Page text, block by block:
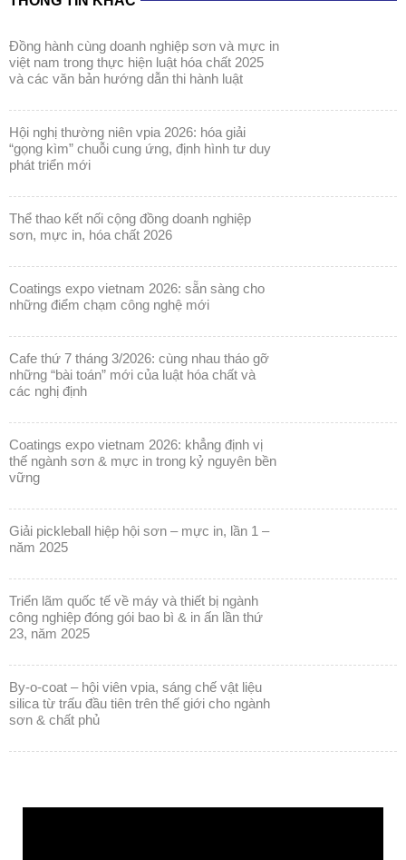
đồng hành cùng doanh nghiệp sơn và mực in
việt nam trong thực hiện luật hóa chất 2025
và các văn bản hướng dẫn thi hành luật
hội nghị thường niên vpia 2026: hóa giải
“gọng kìm” chuỗi cung ứng, định hình tư duy
phát triển mới
thể thao kết nối cộng đồng doanh nghiệp
sơn, mực in, hóa chất 2026
coatings expo vietnam 2026: sẵn sàng cho
những điểm chạm công nghệ mới
cafe thứ 7 tháng 3/2026: cùng nhau tháo gỡ
những “bài toán” mới của luật hóa chất và
các nghị định
coatings expo vietnam 2026: khẳng định vị
thế ngành sơn & mực in trong kỷ nguyên bền
vững
giải pickleball hiệp hội sơn – mực in, lần 1 –
năm 2025
triển lãm quốc tế về máy và thiết bị ngành
công nghiệp đóng gói bao bì & in ấn lần thứ
23, năm 2025
by-o-coat – hội viên vpia, sáng chế vật liệu
silica từ trấu đầu tiên trên thế giới cho ngành
sơn & chất phủ